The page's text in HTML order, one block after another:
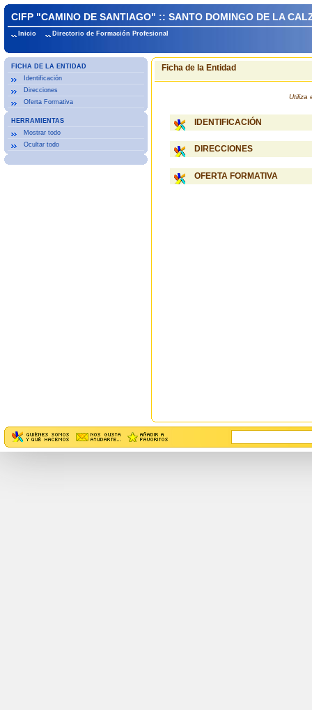
CIFP "CAMINO DE SANTIAGO" :: SANTO DOMINGO DE LA
Inicio Directorio de Formación Profesional
FICHA DE LA ENTIDAD
Identificación
Direcciones
Oferta Formativa
HERRAMIENTAS
Mostrar todo
Ocultar todo
Ficha de la Entidad
Utiliza
IDENTIFICACIÓN
DIRECCIONES
OFERTA FORMATIVA